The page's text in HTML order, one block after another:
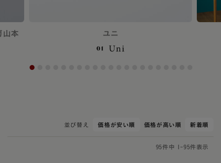
山本 ユニ
並び替え 価格が安い順 価格が高い順 新着順
95件中 1 -95件表示